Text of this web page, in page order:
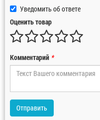
Уведомить об ответе
Оценить товар
Комментарий *
Отправить